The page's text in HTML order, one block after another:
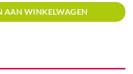
AAN WINKELWAGEN